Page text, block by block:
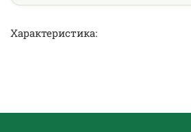
Характеристика: